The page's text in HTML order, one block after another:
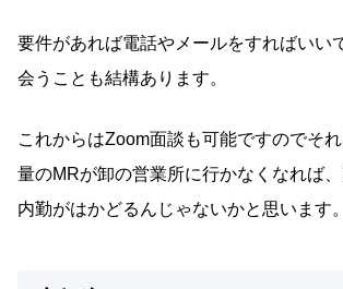
要件があれば電話やメールをすればいい
会うことも結構あります。
これからはZoom面談も可能ですのでそ
量のMRが卸の営業所に行かなくなれば
内勤がはかどるんじゃないかと思います。